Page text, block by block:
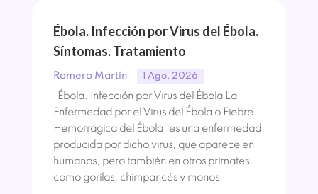
Ébola. Infección por Virus del Ébola.
Síntomas. Tratamiento
Romero Martín 1 Ago, 2026
Ébola. Infección por Virus del Ébola La
Enfermedad por el Virus del Ébola o Fiebre
Hemorrágica del Ébola, es una enfermedad
producida por dicho virus, que aparece en
humanos, pero también en otros primates
como gorilas, chimpancés y monos